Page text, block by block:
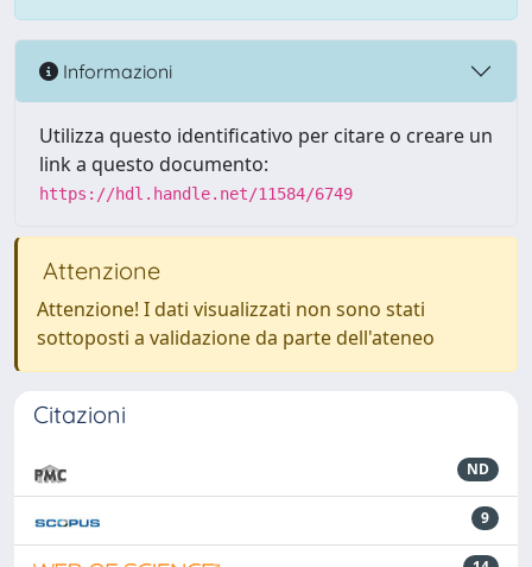
Informazioni
Utilizza questo identificativo per citare o creare un
link a questo documento:
https://hdl.handle.net/11584/6749
Attenzione
Attenzione! I dati visualizzati non sono stati
sottoposti a validazione da parte dell'ateneo
Citazioni
ND
9